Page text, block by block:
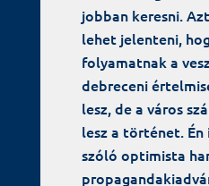
jobban keresni.
lehet jelenteni,
folyamatnak a
debreceni
lesz, de a város
lesz a történet. Én
szóló optimista